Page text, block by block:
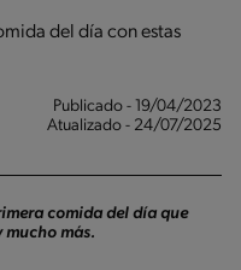
del día con estas
Publicado - 19/04/2023
Atualizado - 24/07/2025
comida del día que
mucho más.